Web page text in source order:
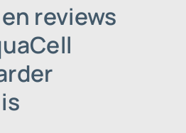
reviews